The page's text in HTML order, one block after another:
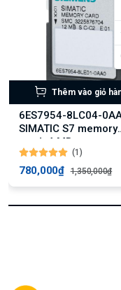
Thêm vào giỏ
6ES7954-8LC04-
SIMATIC S7 memory
card, 4 MB
(1)
780,000₫ 1,350,000₫